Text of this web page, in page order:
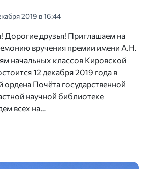
2019 в 16:44
Дорогие друзья! Приглашаем на
вручения премии имени А.Н.
начальных классов Кировской
12 декабря 2019 года в
ордена Почёта государственной
научной библиотеке
всех на…